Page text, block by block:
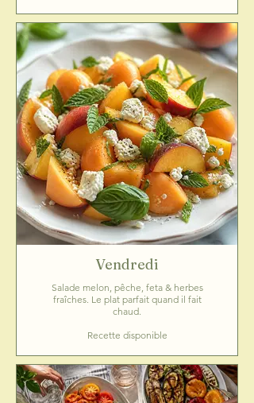
Vendredi
Salade melon, pêche, feta & herbes
fraîches. Le plat parfait quand il fait
chaud.
Recette disponible